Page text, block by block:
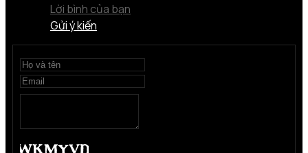
Lời bình của bạn
Gửi ý kiến